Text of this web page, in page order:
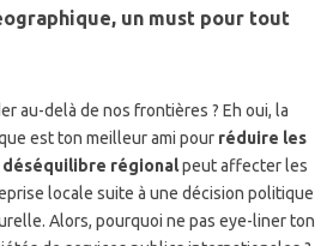
un must pour tout
au-delà de nos frontières ? Eh oui, la
est ton meilleur ami pour réduire les
déséquilibre régionalpeut affecter les
locale suite à une décision politique
Alors, pourquoi ne pas eye-liner ton